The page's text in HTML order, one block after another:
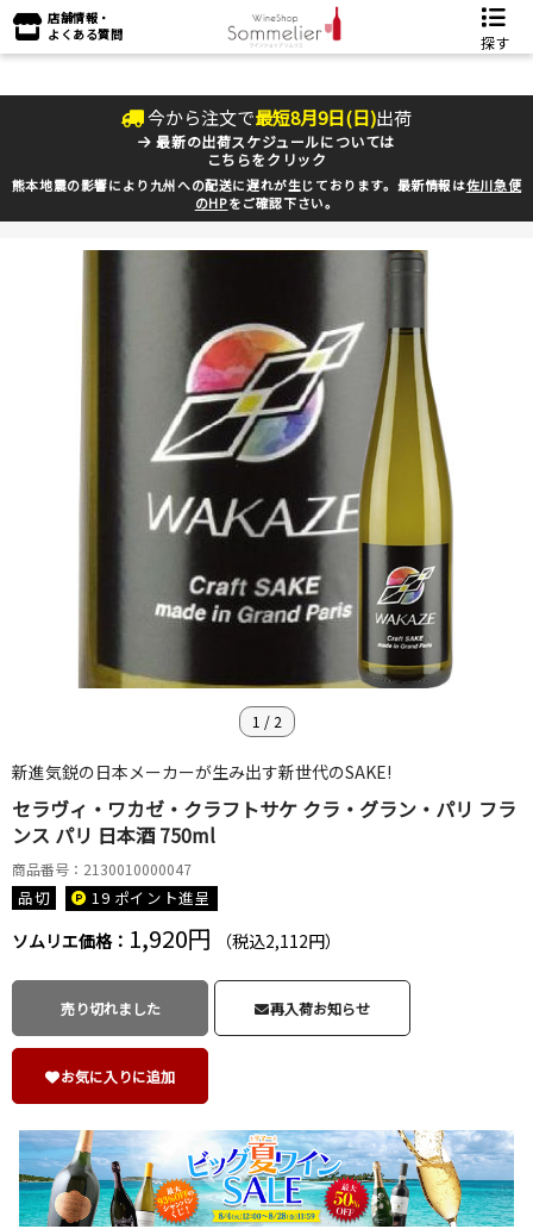
店舗情報・
よくある質問
探す
今から注文で最短8月9日(日)出荷
最新の出荷スケジュールについては
こちらをクリック
熊本地震の影響により九州への配送に遅れが生じております。最新情報は佐川急便
のHPをご確認下さい。
1 / 2
新進気鋭の日本メーカーが生み出す新世代のSAKE!
セラヴィ・ワカゼ・クラフトサケ クラ・グラン・パリ フラ
ンス パリ 日本酒 750ml
商品番号：2130010000047
品切 19 ポイント進呈
ソムリエ価格： 1,920円 （税込2,112円）
売り切れました 再入荷お知らせ
お気に入りに追加